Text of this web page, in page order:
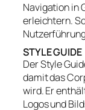
Navigation in
erleichtern.
STYLE GUIDE
Der Style
damit das
wird. Er
Logos und